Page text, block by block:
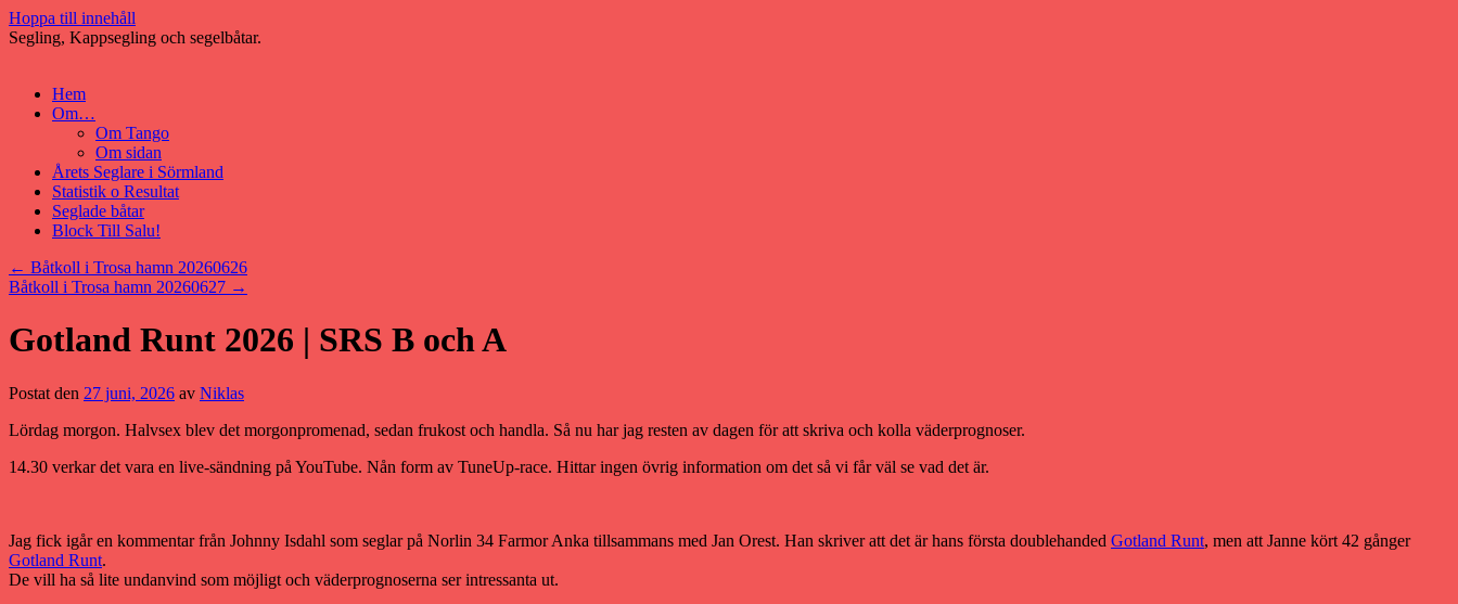
Hoppa till innehåll
Segling, Kappsegling och segelbåtar.
Hem
Om…
Om Tango
Om sidan
Årets Seglare i Sörmland
Statistik o Resultat
Seglade båtar
Block Till Salu!
← Båtkoll i Trosa hamn 20260626
Båtkoll i Trosa hamn 20260627 →
Gotland Runt 2026 | SRS B och A
Postat den 27 juni, 2026 av Niklas
Lördag morgon. Halvsex blev det morgonpromenad, sedan frukost och handla. Så nu har jag resten av dagen för att skriva och kolla väderprognoser.
14.30 verkar det vara en live-sändning på YouTube. Nån form av TuneUp-race. Hittar ingen övrig information om det så vi får väl se vad det är.
Jag fick igår en kommentar från Johnny Isdahl som seglar på Norlin 34 Farmor Anka tillsammans med Jan Orest. Han skriver att det är hans första doublehanded Gotland Runt, men att Janne kört 42 gånger
Gotland Runt.
De vill ha så lite undanvind som möjligt och väderprognoserna ser intressanta ut.